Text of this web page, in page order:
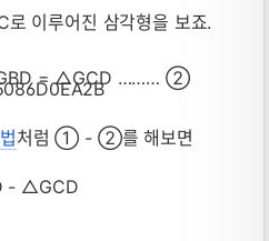
이루어진 삼각형을 보죠.
= △GCD ……… ②
처럼 ① - ②를 해보면
- △GCD